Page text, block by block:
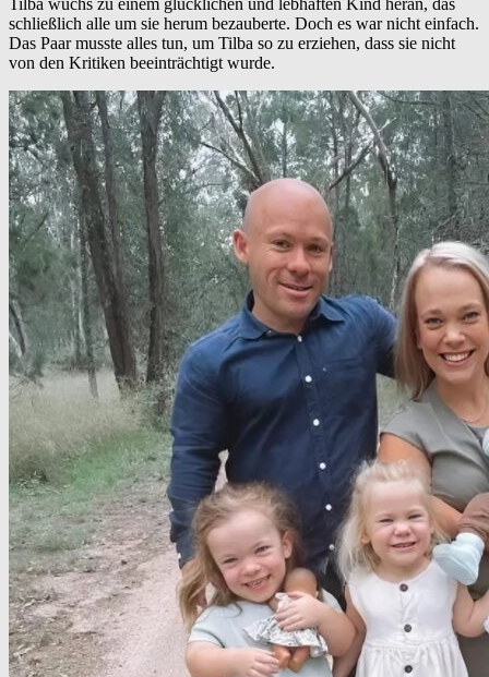
Tilba wuchs zu einem glücklichen und lebhaften Kind heran, das
schließlich alle um sie herum bezauberte. Doch es war nicht einfach.
Das Paar musste alles tun, um Tilba so zu erziehen, dass sie nicht
von den Kritiken beeinträchtigt wurde.